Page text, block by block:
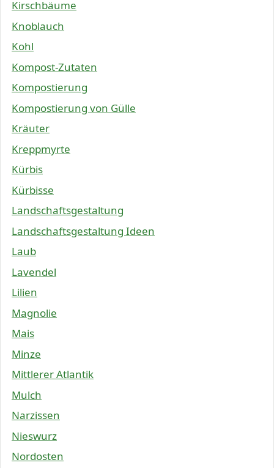
Kirschbäume
Knoblauch
Kohl
Kompost-Zutaten
Kompostierung
Kompostierung von Gülle
Kräuter
Kreppmyrte
Kürbis
Kürbisse
Landschaftsgestaltung
Landschaftsgestaltung Ideen
Laub
Lavendel
Lilien
Magnolie
Mais
Minze
Mittlerer Atlantik
Mulch
Narzissen
Nieswurz
Nordosten